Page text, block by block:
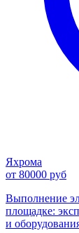
Яхрома
от 80000 руб
Выполнение
площадке:
и